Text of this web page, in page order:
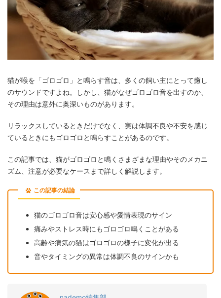
猫が喉を「ゴロゴロ」と鳴らす音は、多くの飼い主にとって癒し
のサウンドですよね。しかし、猫がなぜゴロゴロ音を出すのか、
その理由は意外に奥深いものがあります。
リラックスしているときだけでなく、実は体調不良や不安を感じ
ているときにもゴロゴロと鳴らすことがあるのです。
この記事では、猫がゴロゴロと鳴くさまざまな理由やそのメカニ
ズム、注意が必要なケースまで詳しく解説します。
この記事の結論
猫のゴロゴロ音は安心感や愛情表現のサイン
痛みやストレス時にもゴロゴロ鳴くことがある
高齢や病気の猫はゴロゴロの様子に変化が出る
音やタイミングの異常は体調不良のサインかも